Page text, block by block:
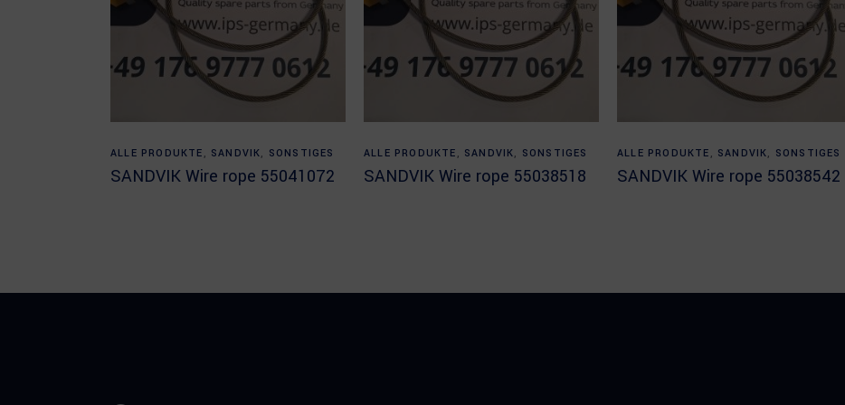
Read more
ALLE PRODUKTE , SANDVIK, SONSTIGES
SANDVIK Wire rope 55041072
Read more
ALLE PRODUKTE , SANDVIK, SONSTIGES
SANDVIK Wire rope 55038518
Read more
ALLE PRODUKTE , SANDVIK, SONSTIGES
SANDVIK Wire rope 55038542